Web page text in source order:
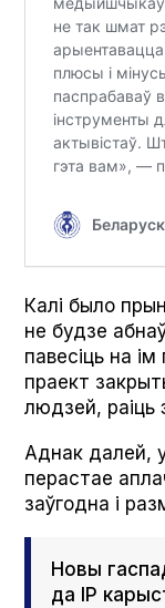
Калі было
не будзе
павесіць на
праект
людзей, раіць
Аднак далей,
перастае
заўгодна і
Новы
да ІР